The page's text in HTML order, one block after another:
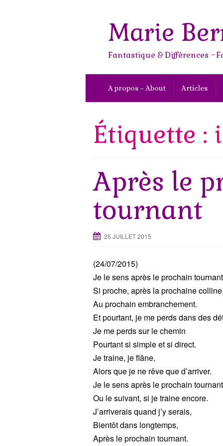
Marie
Fantastique & Différences
A propos – About Articles
Étiquette :
Après le
tournant
25 JUILLET 2015
(24/07/2015)
Je le sens après le prochain
Si proche, après la prochaine colline,
Au prochain embranchement.
Et pourtant, je me perds dans des
Je me perds sur le chemin
Pourtant si simple et si direct.
Je traine, je flâne,
Alors que je ne rêve que d’arriver.
Je le sens après le prochain
Ou le suivant, si je traine encore.
J’arriverais quand j’y serais,
Bientôt dans longtemps,
Après le prochain tournant.